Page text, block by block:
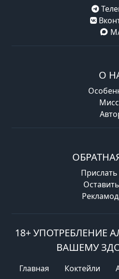
О
18+ УПОТРЕБЛЕНИЕ
ВАШЕМУ
Главная Коктейли